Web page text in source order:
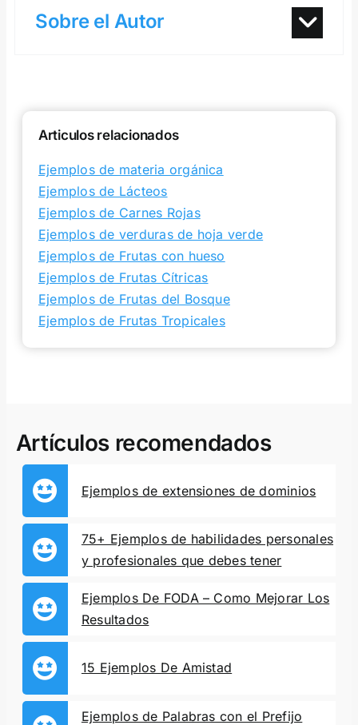
Sobre el Autor
Articulos relacionados
Ejemplos de materia orgánica
Ejemplos de Lácteos
Ejemplos de Carnes Rojas
Ejemplos de verduras de hoja verde
Ejemplos de Frutas con hueso
Ejemplos de Frutas Cítricas
Ejemplos de Frutas del Bosque
Ejemplos de Frutas Tropicales
Artículos recomendados
Ejemplos de extensiones de dominios
75+ Ejemplos de habilidades personales
y profesionales que debes tener
Ejemplos De FODA – Como Mejorar Los
Resultados
15 Ejemplos De Amistad
Ejemplos de Palabras con el Prefijo